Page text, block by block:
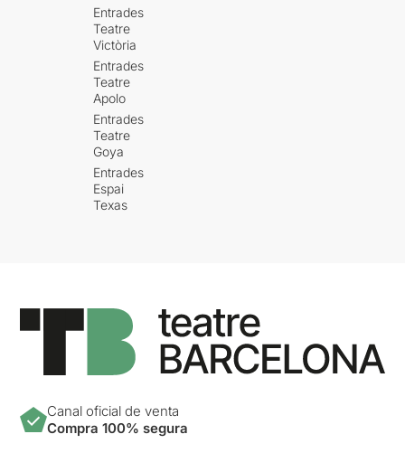
Entrades
Teatre
Victòria
Entrades
Teatre
Apolo
Entrades
Teatre
Goya
Entrades
Espai
Texas
Canal oficial de venta
Compra 100% segura